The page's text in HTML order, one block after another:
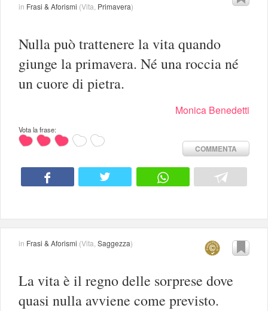
in Frasi & Aforismi (Vita Primavera)
Nulla può trattenere la vita quando
giunge la primavera. Né una roccia né
un cuore di pietra.
Monica Benedetti
Vota la frase:
COMMENTA
in Frasi & Aforismi (Vita Saggezza)
La vita è il regno delle sorprese dove
quasi nulla avviene come previsto.